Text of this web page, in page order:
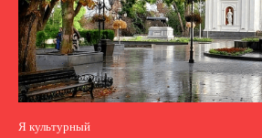
Я культурный